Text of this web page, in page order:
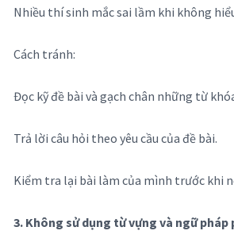
Nhiều thí sinh mắc sai lầm khi không
Cách tránh:
Đọc kỹ đề bài và gạch chân những từ
Trả lời câu hỏi theo yêu cầu của đề bài.
Kiểm tra lại bài làm của mình trước khi
3. Không sử dụng từ vựng và ngữ pháp